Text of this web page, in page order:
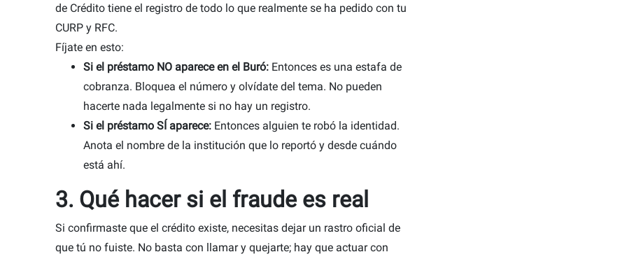
de Crédito tiene el registro de todo lo que realmente se ha pedido con tu
CURP y RFC.
Fíjate en esto:
Si el préstamo NO aparece en el Buró: Entonces es una estafa de
cobranza. Bloquea el número y olvídate del tema. No pueden
hacerte nada legalmente si no hay un registro.
Si el préstamo SÍ aparece: Entonces alguien te robó la identidad.
Anota el nombre de la institución que lo reportó y desde cuándo
está ahí.
3. Qué hacer si el fraude es real
Si confirmaste que el crédito existe, necesitas dejar un rastro oficial de
que tú no fuiste. No basta con llamar y quejarte; hay que actuar con